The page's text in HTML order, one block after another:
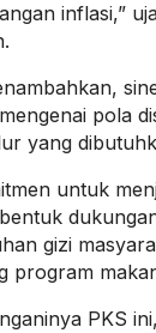
inflasi,”
pola
yang
untuk
gizi
program
PKS